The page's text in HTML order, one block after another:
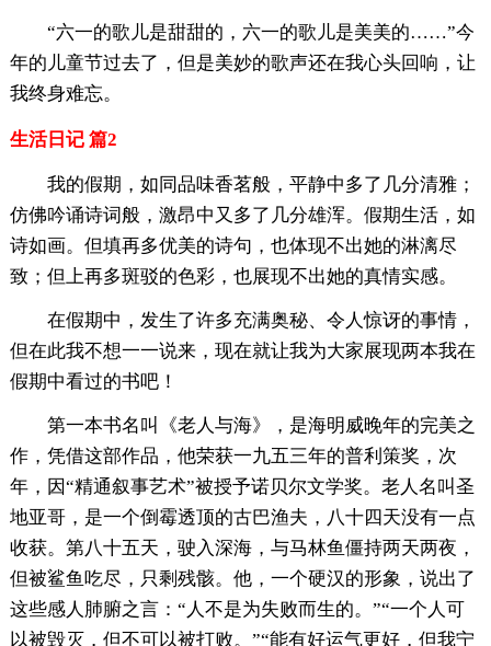
“六一的歌儿是甜甜的，六一的歌儿是美美的……”今
年的儿童节过去了，但是美妙的歌声还在我心头回响，让
我终身难忘。
生活日记 篇2
我的假期，如同品味香茗般，平静中多了几分清雅；
仿佛吟诵诗词般，激昂中又多了几分雄浑。假期生活，如
诗如画。但填再多优美的诗句，也体现不出她的淋漓尽
致；但上再多斑驳的色彩，也展现不出她的真情实感。
在假期中，发生了许多充满奥秘、令人惊讶的事情，
但在此我不想一一说来，现在就让我为大家展现两本我在
假期中看过的书吧！
第一本书名叫《老人与海》，是海明威晚年的完美之
作，凭借这部作品，他荣获一九五三年的普利策奖，次
年，因“精通叙事艺术”被授予诺贝尔文学奖。老人名叫圣
地亚哥，是一个倒霉透顶的古巴渔夫，八十四天没有一点
收获。第八十五天，驶入深海，与马林鱼僵持两天两夜，
但被鲨鱼吃尽，只剩残骸。他，一个硬汉的形象，说出了
这些感人肺腑之言：“人不是为失败而生的。”“一个人可
以被毁灭，但不可以被打败。”“能有好运气更好，但我宁